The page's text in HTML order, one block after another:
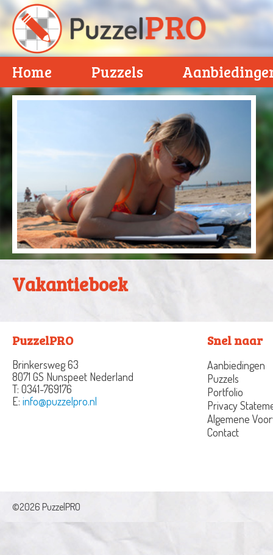
Home Puzzels
Vakantieboek
PuzzelPRO
Brinkersweg 63
8071 GS Nunspeet Nederland
T: 0341-769176
E: info@puzzelpro.nl
Snel naar
Aanbiedingen
Puzzels
Portfolio
Privacy
Algemene
Contact
©2026 PuzzelPRO